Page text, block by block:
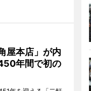
屋本店」が内
年間で初の